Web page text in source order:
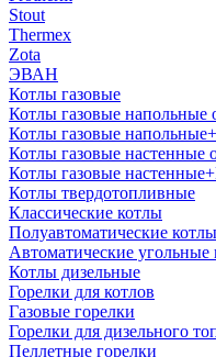
Stout
Thermex
Zota
ЭВАН
Котлы газовые
Котлы газовые напольные
Котлы газовые
Котлы газовые настенные
Котлы газовые
Котлы твердотопливные
Классические котлы
Полуавтоматические котлы
Автоматические
Котлы дизельные
Горелки для котлов
Газовые горелки
Горелки для дизельного
Пеллетные горелки